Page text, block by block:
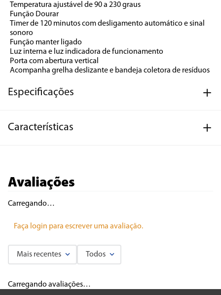
Temperatura ajustável de 90 a 230 graus
Função Dourar
Timer de 120 minutos com desligamento automático e sinal
sonoro
Função manter ligado
Luz interna e luz indicadora de funcionamento
Porta com abertura vertical
Acompanha grelha deslizante e bandeja coletora de resíduos
Especificações
Características
Avaliações
Carregando…
Faça login para escrever uma avaliação.
Mais recentes Todos
Carregando avaliações…